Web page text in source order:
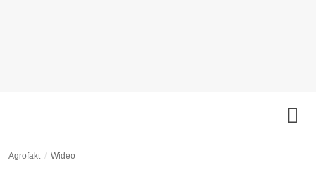
Agrofakt Wideo